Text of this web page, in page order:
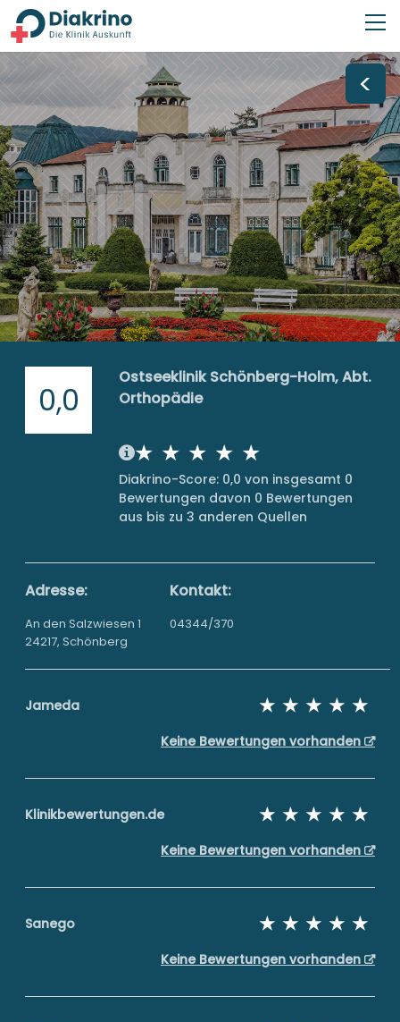
<
0,0
Ostseeklinik Schönberg-Holm, Abt.
Orthopädie
Diakrino-Score: 0,0 von insgesamt 0
Bewertungen davon 0 Bewertungen
aus bis zu 3 anderen Quellen
Adresse:
An den Salzwiesen 1
24217, Schönberg
Kontakt:
04344/370
Jameda
Keine Bewertungen vorhanden
Klinikbewertungen.de
Keine Bewertungen vorhanden
Sanego
Keine Bewertungen vorhanden